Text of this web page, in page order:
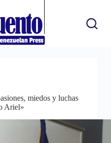
miedos y luchas
Ariel»